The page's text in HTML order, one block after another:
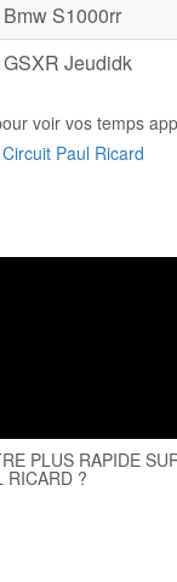
Bmw S1000rr
GSXR Jeudidk
voir vos temps
Paul Ricard
PLUS RAPIDE
RICARD ?